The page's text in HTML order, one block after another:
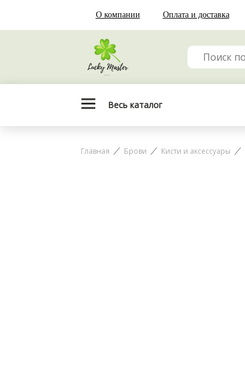
Главная Брови Кисти и аксессуары
О компании Оплата и доставка
Весь каталог